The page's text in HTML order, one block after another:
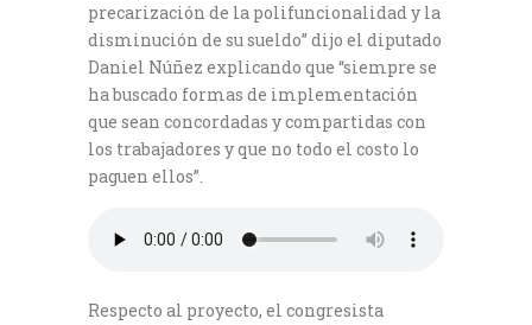
precarización de la polifuncionalidad y la
disminución de su sueldo” dijo el diputado
Daniel Núñez explicando que “siempre se
ha buscado formas de implementación
que sean concordadas y compartidas con
los trabajadores y que no todo el costo lo
paguen ellos”.
Respecto al proyecto, el congresista